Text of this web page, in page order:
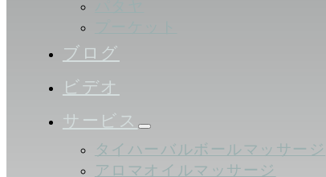
ブログ
ビデオ
サービス
タイハーバルボールマッサージ
アロマオイルマッサージ